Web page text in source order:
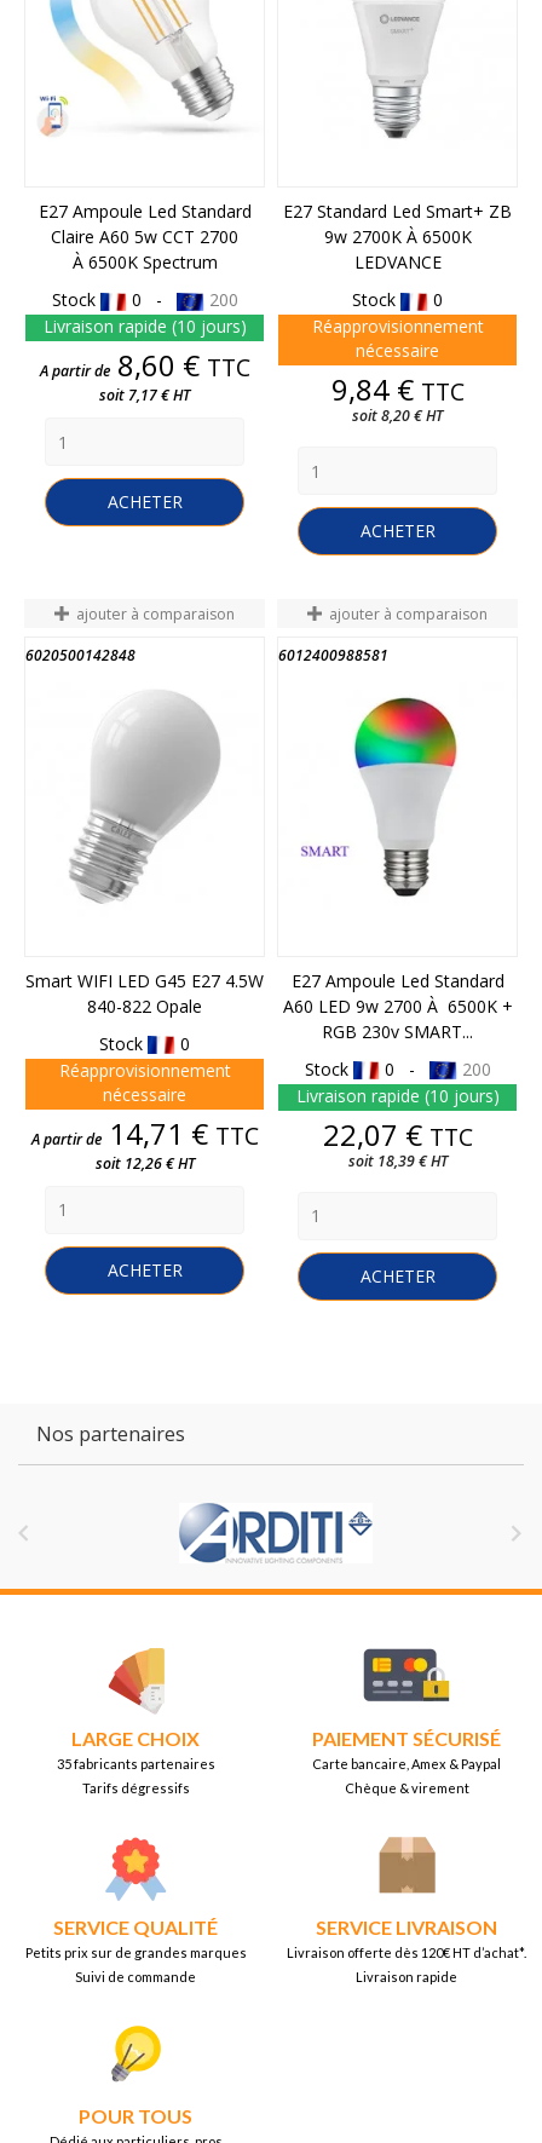
E27 Ampoule Led Standard
Claire A60 5w CCT 2700
À 6500K Spectrum
Stock
0 -
200
Livraison rapide (10 jours)
Prix
A partir de 8,60 € TTC
soit 7,17 € HT
ACHETER
E27 Standard Led Smart+ ZB
9w 2700K À 6500K
LEDVANCE
Stock
0
Réapprovisionnement
nécessaire
Prix
9,84 € TTC
soit 8,20 € HT
ACHETER
ajouter à comparaison
6020500142848
Smart WIFI LED G45 E27 4.5W
840-822 Opale
Stock
0
Réapprovisionnement
nécessaire
Prix
A partir de 14,71 € TTC
soit 12,26 € HT
ACHETER
ajouter à comparaison
6012400988581
FIN DE STOCK
E27 Ampoule Led Standard
A60 LED 9w 2700 À 6500K +
RGB 230v SMART...
Stock
0 -
200
Livraison rapide (10 jours)
Prix
22,07 € TTC
soit 18,39 € HT
ACHETER
Nos partenaires
 
LARGE CHOIX
35 fabricants partenaires
Tarifs dégressifs
PAIEMENT SÉCURISÉ
Carte bancaire, Amex & Paypal
Chèque & virement
SERVICE QUALITÉ
Petits prix sur de grandes marques
Suivi de commande
SERVICE LIVRAISON
Livraison offerte dès 120€ HT d’achat*.
Livraison rapide
POUR TOUS